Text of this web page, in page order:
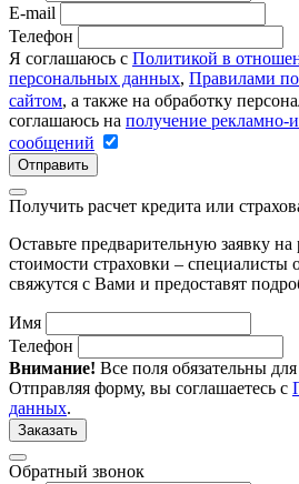
E-mail
Телефон
Я соглашаюсь с Политикой в
персональных данных, Правилами
сайтом, а также на обработку
соглашаюсь на получение
сообщений
Отправить
Получить расчет кредита или
Оставьте предварительную заявку на
стоимости страховки – специалисты
свяжутся с Вами и предоставят
Имя
Телефон
Внимание! Все поля обязательны
Отправляя форму, вы соглашаетесь с
данных.
Заказать
Обратный звонок